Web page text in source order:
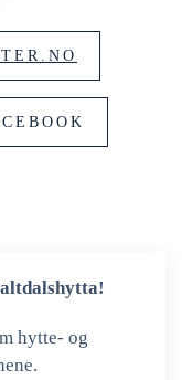
hytte- og